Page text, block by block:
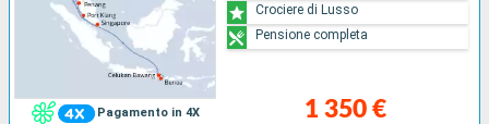
Pagamento in 4X 1 350 €
Crociere di Lusso
Pensione completa